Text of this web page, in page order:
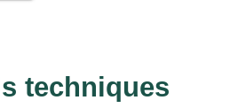
techniques